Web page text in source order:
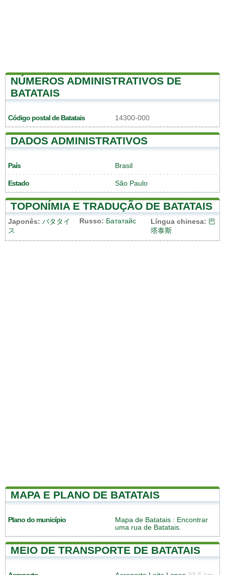
NÚMEROS ADMINISTRATIVOS DE
BATATAIS
Código postal de Batatais 14300-000
DADOS ADMINISTRATIVOS
País Brasil
Estado São Paulo
TOPONÍMIA E TRADUÇÃO DE BATATAIS
Japonês: バタタイ
ス
Russo: Бататайс Língua chinesa: 巴
塔泰斯
MAPA E PLANO DE BATATAIS
Plano do município Mapa de Batatais : Encontrar
uma rua de Batatais.
MEIO DE TRANSPORTE DE BATATAIS